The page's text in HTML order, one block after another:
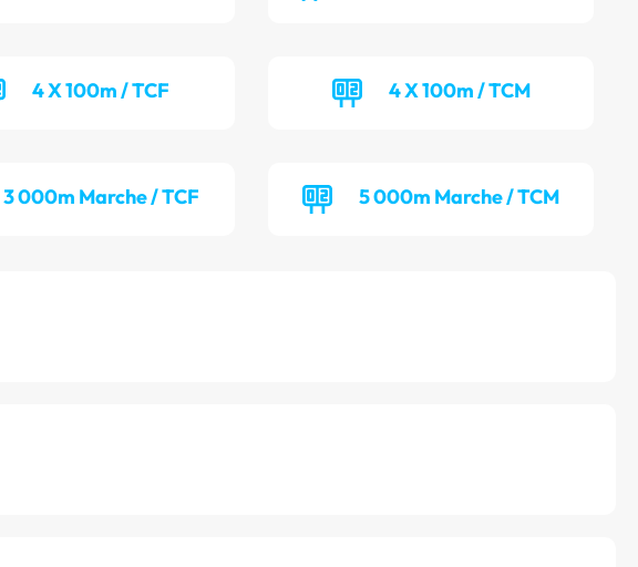
4 X 100m / TCF 4 X 100m / TCM
3 000m Marche / TCF 5 000m Marche / TCM